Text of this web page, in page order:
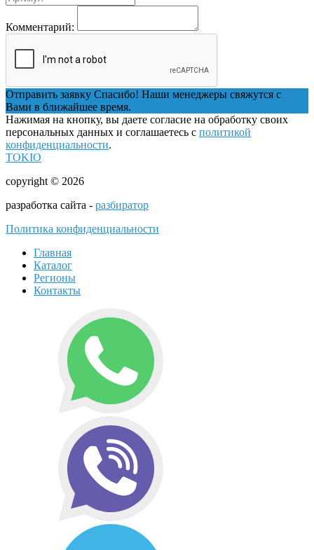
Комментарий:
Отправить заявку Спасибо! Наши менеджеры свяжутся с
Вами в ближайшее время.
Нажимая на кнопку, вы даете согласие на обработку своих
персональных данных и соглашаетесь с политикой
конфиденциальности.
TOKIO
copyright © 2026
разработка сайта - разбиратор
Политика конфиденциальности
Главная
Каталог
Регионы
Контакты